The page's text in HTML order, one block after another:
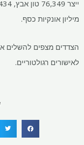
כסף.
רגולטוריים.
שתף